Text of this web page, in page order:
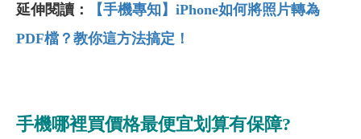
延伸閱讀：
【手機專知】iPhone如何將照片轉為
PDF檔？教你這方法搞定！
手機哪裡買價格最便宜划算有保障?